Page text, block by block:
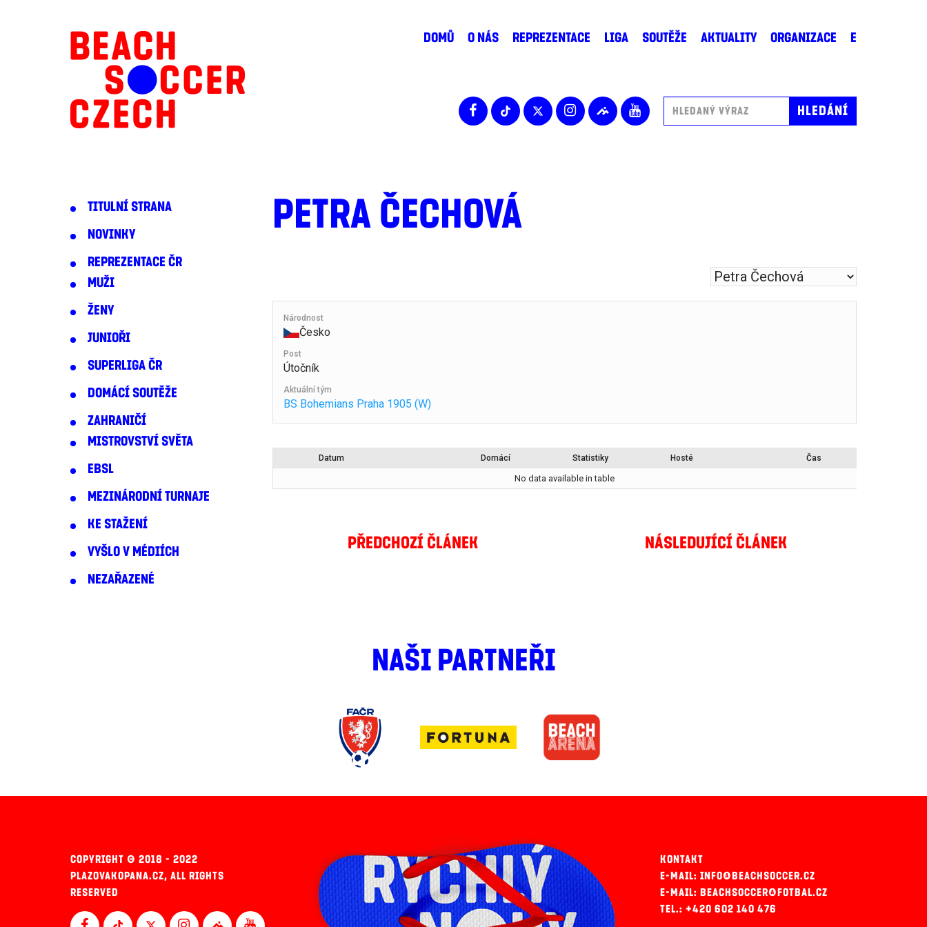
DOMŮ O NÁS REPREZENTACE LIGA SOUTĚŽE AKTUALITY ORGANIZACE E
TITULNÍ STRANA
NOVINKY
REPREZENTACE ČR
MUŽI
ŽENY
JUNIOŘI
SUPERLIGA ČR
DOMÁCÍ SOUTĚŽE
ZAHRANIČÍ
MISTROVSTVÍ SVĚTA
EBSL
MEZINÁRODNÍ TURNAJE
KE STAŽENÍ
VYŠLO V MÉDIÍCH
NEZAŘAZENÉ
PETRA ČECHOVÁ
Národnost
Česko
Post
Útočník
Aktuální tým
BS Bohemians Praha 1905 (W)
Datum Domácí Statistiky Hosté Čas
No data available in table
PŘEDCHOZÍ ČLÁNEK NÁSLEDUJÍCÍ ČLÁNEK
NAŠI PARTNEŘI
COPYRIGHT © 2018 - 2022
PLAZOVAKOPANA.CZ, ALL RIGHTS
RESERVED
KONTAKT
E-MAIL: INFO@BEACHSOCCER.CZ
E-MAIL: BEACHSOCCER@FOTBAL.CZ
TEL.: +420 602 140 476